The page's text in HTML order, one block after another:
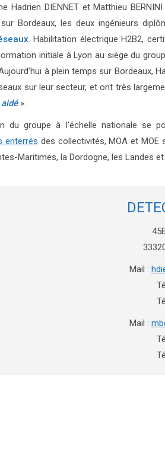
Hadrien DIENNET et Matthieu
Bordeaux, les deux ingénieurs
. Habilitation électrique H2B2,
initiale à Lyon au siège du
à plein temps sur Bordeaux,
sur leur secteur, et ont très
».
du groupe à l’échelle nationale se
enterrés des collectivités, MOA et
Maritimes, la Dordogne, les Landes
Mail :
Mail :